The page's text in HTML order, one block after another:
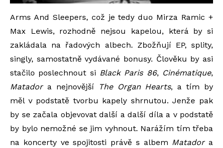
Arms And Sleepers, což je tedy duo Mirza Ramic +
Max Lewis, rozhodně nejsou kapelou, která by si
zakládala na řadových albech. Zbožňují EP, splity,
singly, samostatně vydávané bonusy. Člověku by asi
stačilo poslechnout si Black Paris 86, Cinématique,
Matadora nejnovější The Organ Hearts, a tím by
měl v podstatě tvorbu kapely shrnutou. Jenže pak
by se začala objevovat další a další díla a v podstatě
by bylo nemožné se jim vyhnout. Narážím tím třeba
na koncerty ve spojitosti právě s albem Matadora